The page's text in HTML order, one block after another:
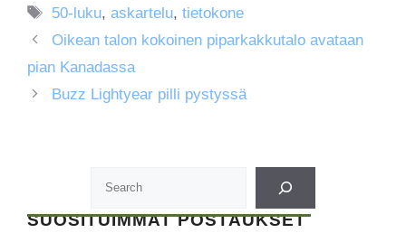
Avainsanat
50-luku,askartelu,tietokone
Oikean talon kokoinen piparkakkutalo avataan
pian Kanadassa
Buzz Lightyear pilli pystyssä
SUOSITUIMMAT POSTAUKSET